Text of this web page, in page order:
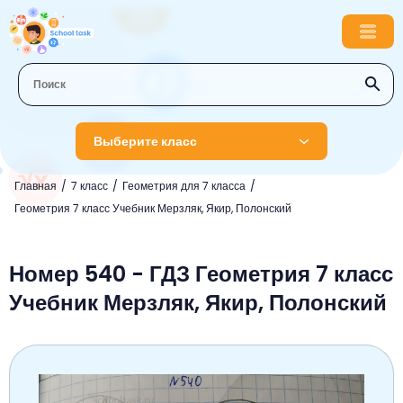
Выберите класс
Главная 7 класс
Геометрия для 7 класса
Геометрия 7 класс Учебник Мерзляк, Якир, Полонский
1 класс
Русский язык
Литературное чтение
Окружающий мир
Математика
Математика
Английский язык
Информатика
Литературное чтение
3 класс
Музыка
Окружающий мир
Русский язык
4 класс
Английский язык
Русский язык
5 класс
ОБЖ
6 класс
Номер 540 - ГДЗ Геометрия 7 класс
Учебник Мерзляк, Якир, Полонский